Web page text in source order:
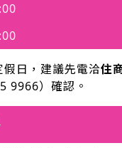
日，建議先電洽住
9966）確認。